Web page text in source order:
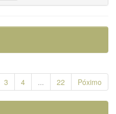
3 4 ... 22 Póximo